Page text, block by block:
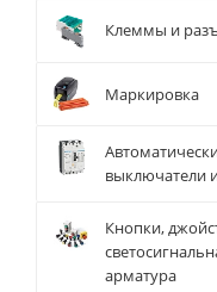
Клеммы и
Маркировка
выключатели
Кнопки,
арматура